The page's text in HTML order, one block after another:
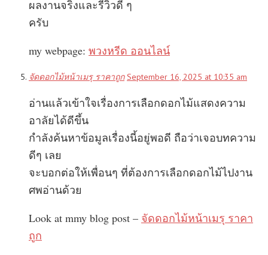
ผลงานจริงและรีวิวดี ๆ
ครับ
my webpage: พวงหรีด ออนไลน์
จัดดอกไม้หน้าเมรุ ราคาถูก September 16, 2025 at 10:35 am
อ่านแล้วเข้าใจเรื่องการเลือกดอกไม้แสดงความ
อาลัยได้ดีขึ้น
กำลังค้นหาข้อมูลเรื่องนี้อยู่พอดี ถือว่าเจอบทความ
ดีๆ เลย
จะบอกต่อให้เพื่อนๆ ที่ต้องการเลือกดอกไม้ไปงาน
ศพอ่านด้วย
Look at mmy blog post – จัดดอกไม้หน้าเมรุ ราคา
ถูก